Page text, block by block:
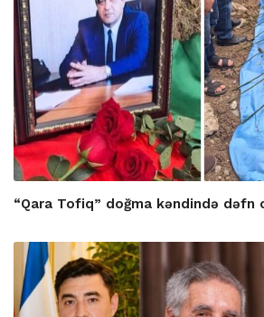
“Qara Tofiq” doğma kəndində dəfn